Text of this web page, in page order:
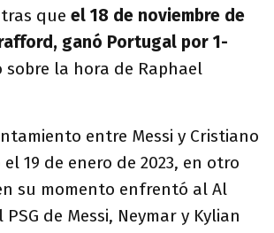
que el 18 de noviembre de
ganó Portugal por 1-
la hora de Raphael
entre Messi y Cristiano
19 de enero de 2023, en otro
su momento enfrentó al Al
de Messi, Neymar y Kylian